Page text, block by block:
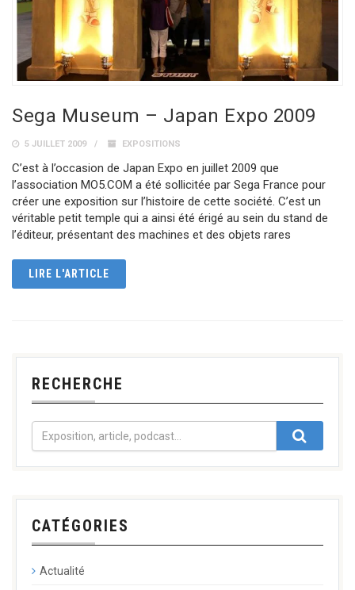
Sega Museum – Japan Expo 2009
5 JUILLET 2009 EXPOSITIONS
C’est à l’occasion de Japan Expo en juillet 2009 que
l’association MO5.COM a été sollicitée par Sega France pour
créer une exposition sur l’histoire de cette société. C’est un
véritable petit temple qui a ainsi été érigé au sein du stand de
l’éditeur, présentant des machines et des objets rares
LIRE L'ARTICLE
RECHERCHE
CATÉGORIES
Actualité